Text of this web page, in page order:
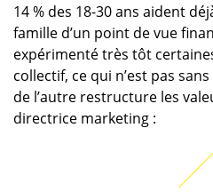
14 % des 18-30 ans aident
famille d’un point de vue
expérimenté très tôt
collectif, ce qui n’est pas
de l’autre restructure les
directrice marketing :